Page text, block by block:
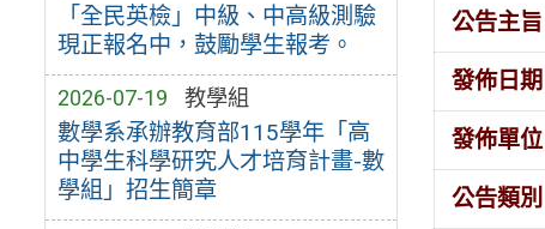
「全民英檢」中級、中高級測驗
現正報名中，鼓勵學生報考。
2026-07-19 教學組
數學系承辦教育部115學年「高
中學生科學研究人才培育計畫-數
學組」招生簡章
公告主旨
發佈日期
發佈單位
公告類別